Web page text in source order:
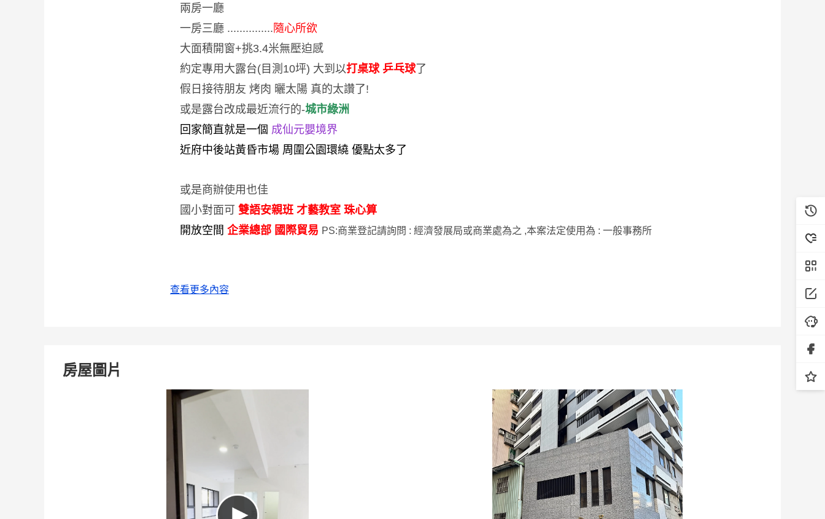
兩房一廳
一房三廳 ............... 隨心所欲
大面積開窗+挑3.4米無壓迫感
約定專用大露台(目測10坪) 大到以打桌球 乒乓球了
假日接待朋友 烤肉 曬太陽 真的太讚了!
或是露台改成最近流行的-城市綠洲
回家簡直就是一個 成仙元嬰境界
近府中後站黃昏市場 周圍公園環繞 優點太多了
或是商辦使用也佳
國小對面可 雙語安親班 才藝教室 珠心算
開放空間 企業總部 國際貿易 PS:商業登記請詢問 : 經濟發展局或商業處為之 ,本案法定使用為 : 一般事務所
查看更多內容
房屋圖片